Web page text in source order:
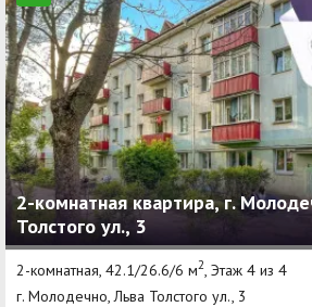
2-комнатная квартира, г.
Толстого ул., 3
2-комнатная, 42.1/26.6/6 м2, Этаж 4 из 4
г. Молодечно, Льва Толстого ул., 3